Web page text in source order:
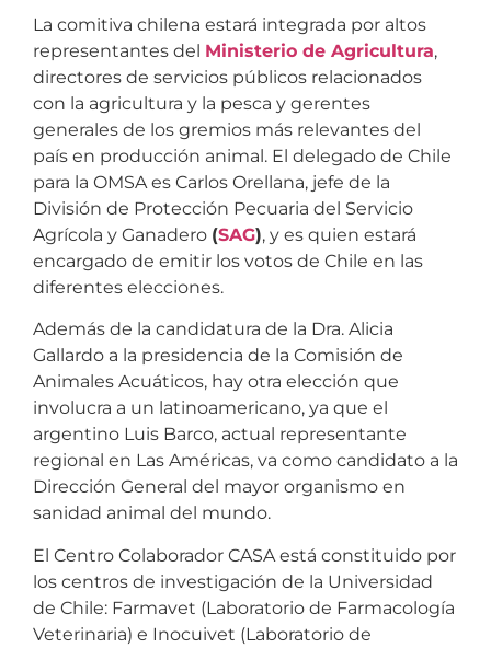
La comitiva chilena estará integrada por altos
representantes del Ministerio de Agricultura,
directores de servicios públicos relacionados
con la agricultura y la pesca y gerentes
generales de los gremios más relevantes del
país en producción animal. El delegado de Chile
para la OMSA es Carlos Orellana, jefe de la
División de Protección Pecuaria del Servicio
Agrícola y Ganadero (SAG), y es quien estará
encargado de emitir los votos de Chile en las
diferentes elecciones.
Además de la candidatura de la Dra. Alicia
Gallardo a la presidencia de la Comisión de
Animales Acuáticos, hay otra elección que
involucra a un latinoamericano, ya que el
argentino Luis Barco, actual representante
regional en Las Américas, va como candidato a la
Dirección General del mayor organismo en
sanidad animal del mundo.
El Centro Colaborador CASA está constituido por
los centros de investigación de la Universidad
de Chile: Farmavet (Laboratorio de Farmacología
Veterinaria) e Inocuivet (Laboratorio de